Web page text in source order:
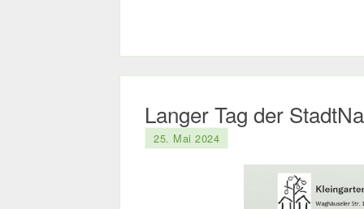
Langer Tag der
25. Mai 2024